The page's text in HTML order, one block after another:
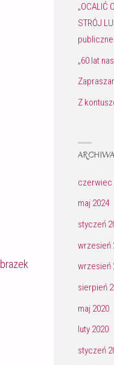
„OCALIĆ
STRÓJ
„60 lat
Z
ARCHIWA
czerwiec
maj 2024
styczeń
wrzesień
wrzesień
sierpień
maj 2020
luty 2020
styczeń